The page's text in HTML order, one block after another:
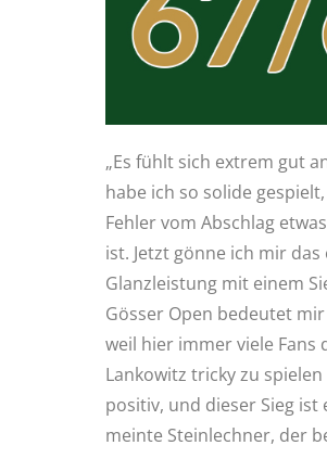
„Es fühlt sich extrem gut
habe ich so solide
Fehler vom Abschlag
ist. Jetzt gönne ich mir
Glanzleistung mit einem
Gösser Open bedeutet
weil hier immer viele Fans
Lankowitz tricky zu
positiv, und dieser Sieg
meinte Steinlechner, der